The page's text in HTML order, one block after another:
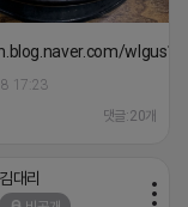
17:23
댓글:20개
김대리